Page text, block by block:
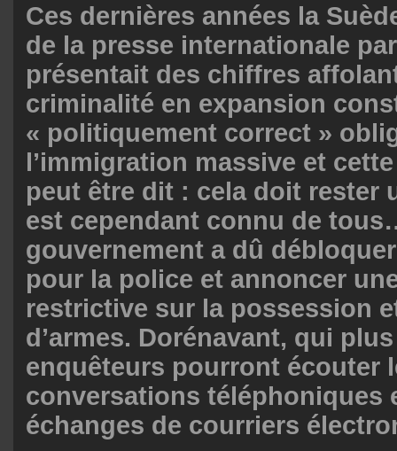
Ces dernières années la
de la presse internationale
présentait des chiffres
criminalité en expansion
« politiquement correct »
l’immigration massive et
peut être dit : cela doit rester
est cependant connu de
gouvernement a dû
pour la police et annoncer
restrictive sur la possession
d’armes. Dorénavant, qui
enquêteurs pourront écouter
conversations téléphoniques
échanges de courriers